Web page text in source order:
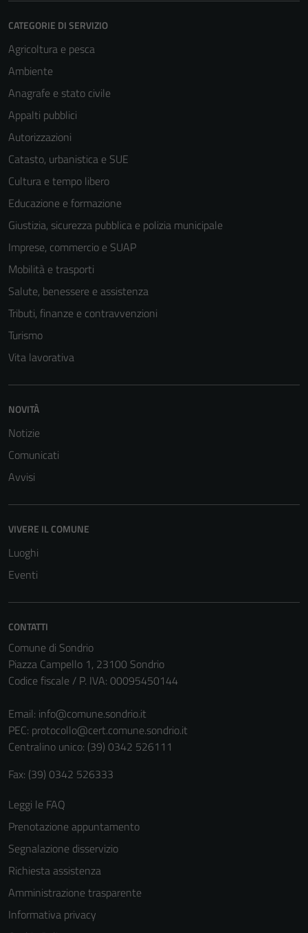
CATEGORIE DI SERVIZIO
Agricoltura e pesca
Ambiente
Anagrafe e stato civile
Appalti pubblici
Autorizzazioni
Catasto, urbanistica e SUE
Cultura e tempo libero
Educazione e formazione
Giustizia, sicurezza pubblica e polizia municipale
Imprese, commercio e SUAP
Mobilità e trasporti
Salute, benessere e assistenza
Tributi, finanze e contravvenzioni
Turismo
Vita lavorativa
NOVITÀ
Notizie
Comunicati
Avvisi
VIVERE IL COMUNE
Luoghi
Eventi
CONTATTI
Comune di Sondrio
Piazza Campello 1, 23100 Sondrio
Codice fiscale / P. IVA: 00095450144
Email: info@comune.sondrio.it
PEC: protocollo@cert.comune.sondrio.it
Centralino unico: (39) 0342 526111
Fax: (39) 0342 526333
Leggi le FAQ
Prenotazione appuntamento
Segnalazione disservizio
Richiesta assistenza
Amministrazione trasparente
Informativa privacy
per il